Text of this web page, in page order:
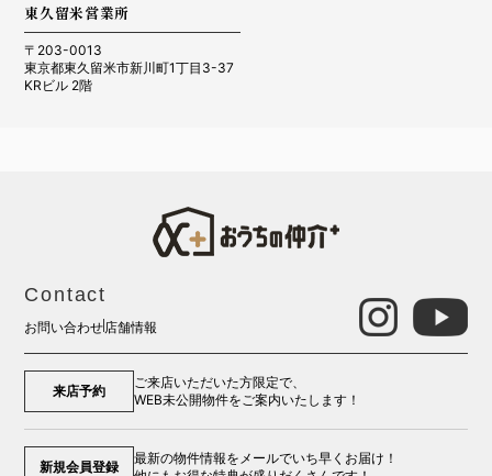
東久留米営業所
〒203-0013
東京都東久留米市新川町1丁目3-37
KRビル 2階
Contact
お問い合わせ 店舗情報
来店予約
ご来店いただいた方限定で、
WEB未公開物件をご案内いたします！
新規会員登録
最新の物件情報をメールでいち早くお届け！